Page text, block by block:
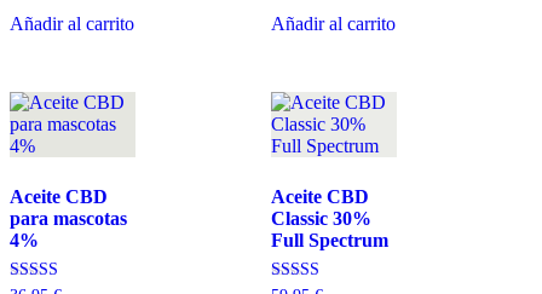
Añadir al carrito Añadir al carrito
Aceite CBD
para mascotas
4%
Aceite CBD
Classic 30%
Full Spectrum